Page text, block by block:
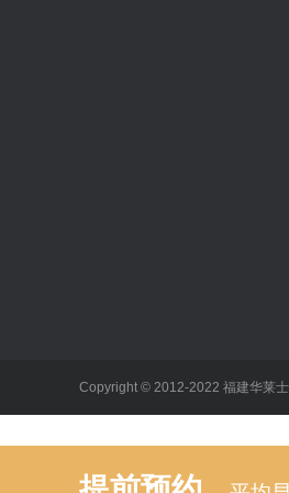
Copyright © 2012-2022 福建华莱